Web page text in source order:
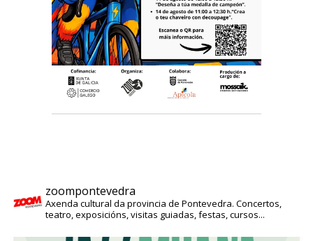
zoompontevedra
Axenda cultural da provincia de Pontevedra. Concertos,
teatro, exposicións, visitas guiadas, festas, cursos...